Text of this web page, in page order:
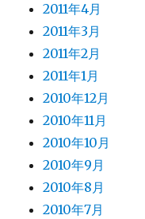
2011年4月
2011年3月
2011年2月
2011年1月
2010年12月
2010年11月
2010年10月
2010年9月
2010年8月
2010年7月